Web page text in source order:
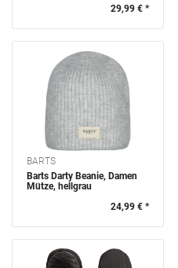
29,99 € *
BARTS
Barts Darty Beanie, Damen
Mütze, hellgrau
24,99 € *